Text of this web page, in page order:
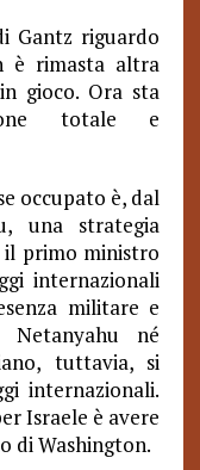
Gantz riguardo
è rimasta altra
gioco. Ora sta
totale e
occupato è, dal
una strategia
primo ministro
internazionali
militare e
né
tuttavia, si
internazionali.
Israele è avere
di Washington.